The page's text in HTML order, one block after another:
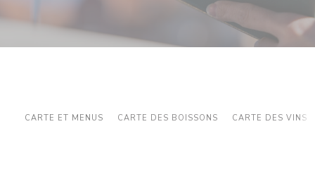
CARTE ET MENUS CARTE DES BOISSONS CARTE DES VINS